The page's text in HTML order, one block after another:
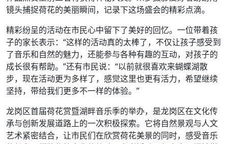
镜头捕捉荷花的美丽瞬间，记录下这场盛会的精彩点滴。
精彩纷呈的活动在市民心中留下了美好的回忆。一位带着孩
子的家长表示：“这样的活动真的太棒了，不仅让孩子感受到
了音乐和自然的魅力，还能参与各种有趣的互动，对孩子的
成长很有帮助。”还有市民说：“以前就很喜欢来蝴蝶湖散
步，现在活动更为多样了，感觉这里也更有活力，希望继续
坚持，带给我们更多不一样的体验。”
龙岗区首届荷花赏暨湖畔音乐季的举办，是龙岗区在文化传
承与创新发展道路上的一次积极探索。它将自然景观与人文
艺术紧密结合，让市民们在欣赏荷花美景的同时，感受音乐